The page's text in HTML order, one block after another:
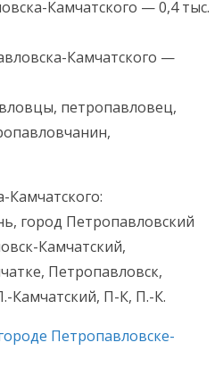
Камчатского — 0,4 тыс.
Камчатского —
петропавловец,
город Петропавловский
Камчатский,
Петропавловск,
Камчатский, П-К, П.-К.
Петропавловске-